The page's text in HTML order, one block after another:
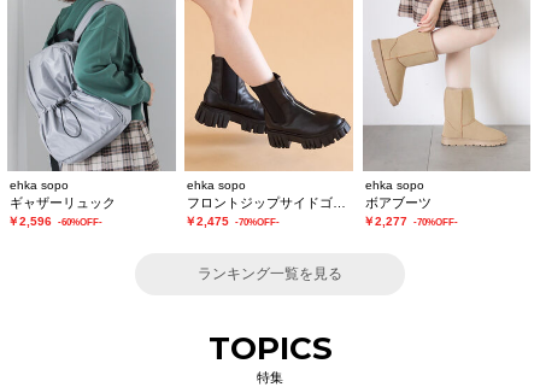
ehka sopo
ギャザーリュック
￥2,596 -60%OFF-
ehka sopo
￥2,475 -70%OFF-
ehka sopo
ボアブーツ
￥2,277 -70%OFF-
ランキング一覧を見る
TOPICS
特集